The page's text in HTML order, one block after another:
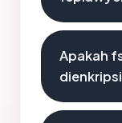
Apakah